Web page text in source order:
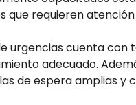
que requieren
urgencias cuenta
adecuado.
de espera amplias y